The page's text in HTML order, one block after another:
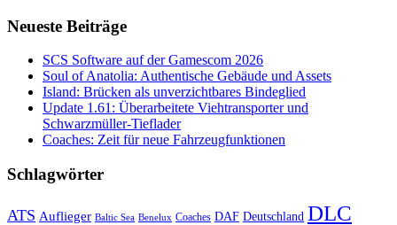
Neueste Beiträge
SCS Software auf der Gamescom 2026
Soul of Anatolia: Authentische Gebäude und Assets
Island: Brücken als unverzichtbares Bindeglied
Update 1.61: Überarbeitete Viehtransporter und
Schwarzmüller-Tieflader
Coaches: Zeit für neue Fahrzeugfunktionen
Schlagwörter
ATS Auflieger Baltic Sea Benelux Coaches DAF Deutschland DLC